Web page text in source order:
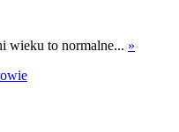
wieku to normalne... »